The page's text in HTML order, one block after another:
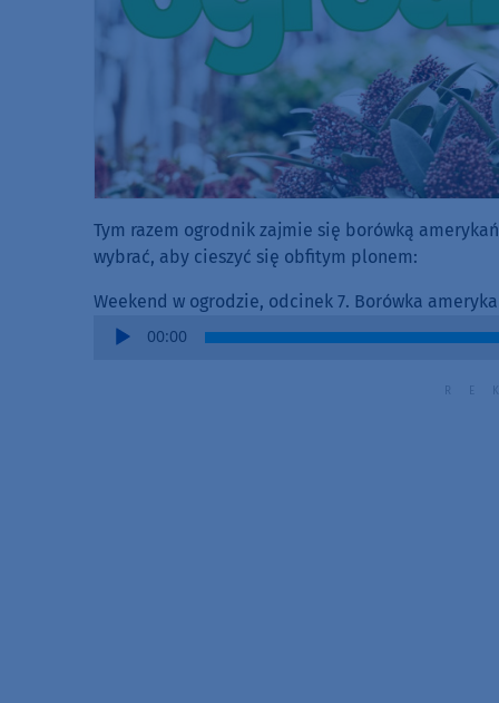
Tym razem ogrodnik zajmie się borówką
wybrać, aby cieszyć się obfitym plonem:
Weekend w ogrodzie, odcinek 7. Borówka
Audio
00:00